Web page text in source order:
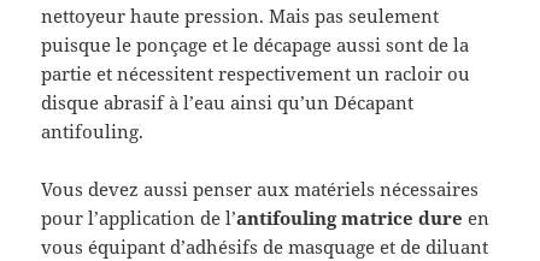
nettoyeur haute pression. Mais pas seulement
puisque le ponçage et le décapage aussi sont de la
partie et nécessitent respectivement un racloir ou
disque abrasif à l’eau ainsi qu’un Décapant
antifouling.
Vous devez aussi penser aux matériels nécessaires
pour l’application de l’antifouling matrice dureen
vous équipant d’adhésifs de masquage et de diluant